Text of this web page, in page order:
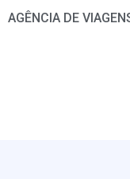
AGÊNCIA DE